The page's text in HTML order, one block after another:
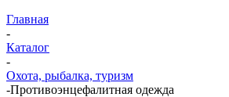
Главная
-
Каталог
-
Охота, рыбалка, туризм
-Противоэнцефалитная одежда